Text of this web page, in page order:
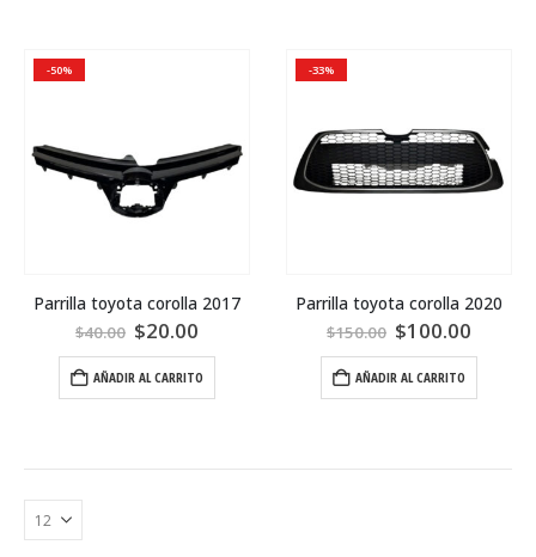
-50%
Parrilla toyota corolla 2017
$40.00 $20.00
AÑADIR AL CARRITO
-33%
Parrilla toyota corolla 2020
$150.00 $100.00
AÑADIR AL CARRITO